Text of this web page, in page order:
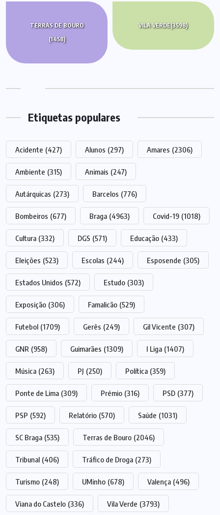
TERRAS DE BOURO
(1458)
VILA VERDE(3598)
Etiquetas populares
Acidente (427) Alunos (297) Amares (2306)
Ambiente (315) Animais (247)
Autárquicas (273) Barcelos (776)
Bombeiros (677) Braga (4963) Covid-19 (1018)
Cultura (332) DGS (571) Educação (433)
Eleições (523) Escolas (244) Esposende (305)
Estados Unidos (572) Estudo (303)
Exposição (306) Famalicão (529)
Futebol (1709) Gerês (249) Gil Vicente (307)
GNR (958) Guimarães (1309) I Liga (1407)
Música (263) PJ (250) Política (359)
Ponte de Lima (309) Prémio (316) PSD (377)
PSP (592) Relatório (570) Saúde (1031)
SC Braga (535) Terras de Bouro (2046)
Tribunal (406) Tráfico de Droga (273)
Turismo (248) UMinho (678) Valença (496)
Viana do Castelo (336) Vila Verde (3793)